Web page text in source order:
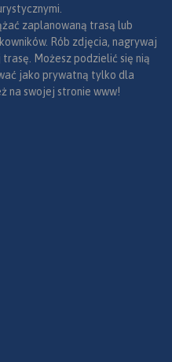
zaplanowaną trasą lub
Rób zdjęcia, nagrywaj
Możesz podzielić się nią
jako prywatną tylko dla
na swojej stronie www!